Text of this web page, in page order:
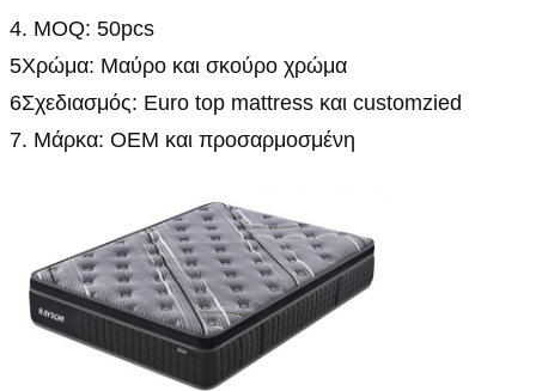
4. MOQ: 50pcs
5Χρώμα: Μαύρο και σκούρο χρώμα
6Σχεδιασμός: Euro top mattress και customzied
7. Μάρκα: OEM και προσαρμοσμένη